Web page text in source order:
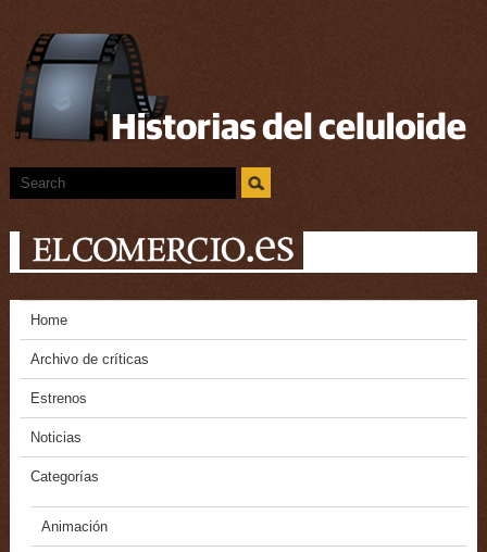
Home
Archivo de críticas
Estrenos
Noticias
Categorías
Animación